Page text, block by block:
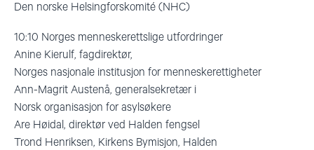
Den norske Helsingforskomité (NHC)
10:10 Norges menneskerettslige utfordringer
Anine Kierulf, fagdirektør,
Norges nasjonale institusjon for menneskerettigheter
Ann-Magrit Austenå, generalsekretær i
Norsk organisasjon for asylsøkere
Are Høidal, direktør ved Halden fengsel
Trond Henriksen, Kirkens Bymisjon, Halden